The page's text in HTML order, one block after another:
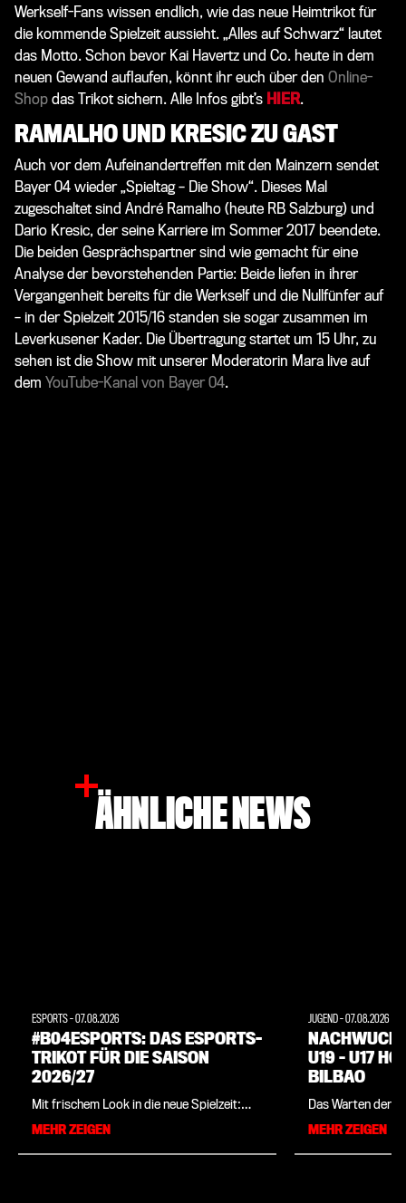
Werkself-Fans wissen endlich, wie das neue Heimtrikot für
die kommende Spielzeit aussieht. „Alles auf Schwarz“ lautet
das Motto. Schon bevor Kai Havertz und Co. heute in dem
neuen Gewand auflaufen, könnt ihr euch über den Online-
Shop das Trikot sichern. Alle Infos gibt’s HIER.
RAMALHO UND KRESIC ZU GAST
Auch vor dem Aufeinandertreffen mit den Mainzern sendet
Bayer 04 wieder „Spieltag – Die Show“. Dieses Mal
zugeschaltet sind André Ramalho (heute RB Salzburg) und
Dario Kresic, der seine Karriere im Sommer 2017 beendete.
Die beiden Gesprächspartner sind wie gemacht für eine
Analyse der bevorstehenden Partie: Beide liefen in ihrer
Vergangenheit bereits für die Werkself und die Nullfünfer auf
– in der Spielzeit 2015/16 standen sie sogar zusammen im
Leverkusener Kader. Die Übertragung startet um 15 Uhr, zu
sehen ist die Show mit unserer Moderatorin Mara live auf
dem YouTube-Kanal von Bayer 04.
ÄHNLICHE NEWS
ESPORTS-07.08.2026
#B04ESPORTS: DAS ESPORTS-
TRIKOT FÜR DIE SAISON
2026/27
Mit frischem Look in die neue Spielzeit:
Sportartikelhersteller New Balance die
MEHR ZEIGEN
JUGEND-07.08.2026
U19 – U17
BILBAO
Das Warten der
vergangenen
MEHR ZEIGEN